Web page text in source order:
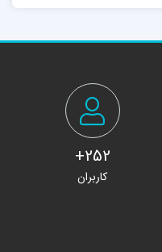
252+
کاربران